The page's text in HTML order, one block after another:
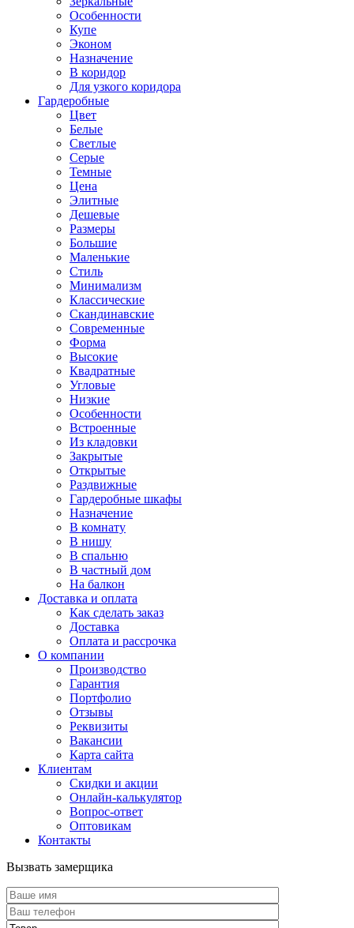
Особенности
Купе
Эконом
Назначение
В коридор
Для узкого коридора
Гардеробные
Цвет
Белые
Светлые
Серые
Темные
Цена
Элитные
Дешевые
Размеры
Большие
Маленькие
Стиль
Минимализм
Классические
Скандинавские
Современные
Форма
Высокие
Квадратные
Угловые
Низкие
Особенности
Встроенные
Из кладовки
Закрытые
Открытые
Раздвижные
Гардеробные шкафы
Назначение
В комнату
В нишу
В спальню
В частный дом
На балкон
Доставка и оплата
Как сделать заказ
Доставка
Оплата и рассрочка
О компании
Производство
Гарантия
Портфолио
Отзывы
Реквизиты
Вакансии
Карта сайта
Клиентам
Скидки и акции
Онлайн-калькулятор
Вопрос-ответ
Оптовикам
Контакты
Вызвать замерщика